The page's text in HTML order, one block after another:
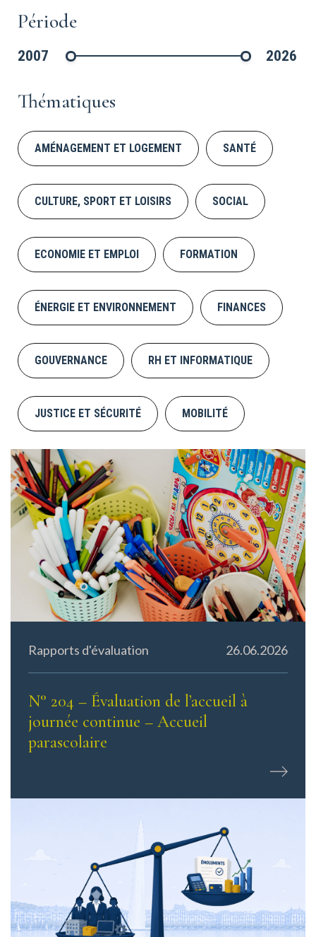
Période
2007 2026
Thématiques
AMÉNAGEMENT ET LOGEMENT SANTÉ
CULTURE, SPORT ET LOISIRS SOCIAL
ECONOMIE ET EMPLOI FORMATION
ÉNERGIE ET ENVIRONNEMENT FINANCES
GOUVERNANCE RH ET INFORMATIQUE
JUSTICE ET SÉCURITÉ MOBILITÉ
Rapports d'évaluation 26.06.2026
N° 204 – Évaluation de l’accueil à
journée continue – Accueil
parascolaire